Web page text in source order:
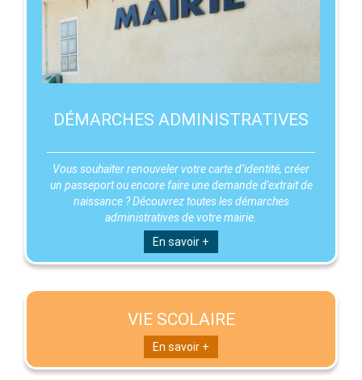
DÉMARCHES ADMINISTRATIVES
Vous souhaiter renouveler votre carte d’identité, créer
un passeport ou encore faire une demande d'extrait de
naissance ? Découvrez toutes les démarches
administratives de votre mairie.
En savoir +
VIE SCOLAIRE
En savoir +